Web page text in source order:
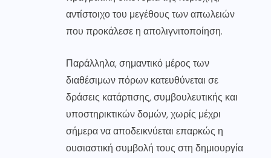
αντίστοιχο του μεγέθους των απωλειών
που προκάλεσε η απολιγνιτοποίηση.
Παράλληλα, σημαντικό μέρος των
διαθέσιμων πόρων κατευθύνεται σε
δράσεις κατάρτισης, συμβουλευτικής και
υποστηρικτικών δομών, χωρίς μέχρι
σήμερα να αποδεικνύεται επαρκώς η
ουσιαστική συμβολή τους στη δημιουργία